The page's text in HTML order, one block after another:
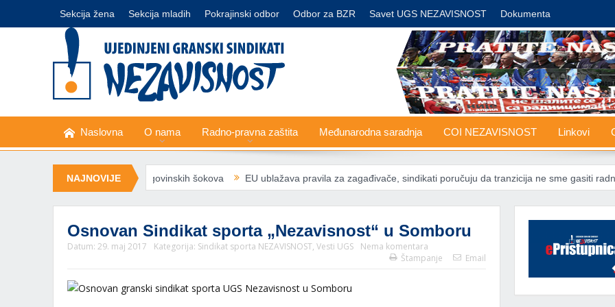
Sekcija žena Sekcija mladih Pokrajinski odbor Odbor za BZR Savet UGS NEZAVISNOST Dokumenta
Naslovna O nama Radno-pravna zaštita Međunarodna saradnja COI NEZAVISNOST Linkovi
NAJNOVIJE
zaštitu radnika od trgovinskih šokova EU ublažava pravila za zagađivače, sindikati poručuju da tranzicija ne sme gasiti radna mesta
Osnovan Sindikat sporta „Nezavisnost“ u Somboru
Datum: 29. maj 2017 Kategorija: Sindikat sporta NEZAVISNOST, Vesti UGS
Nema komentara
Štampanje
Email